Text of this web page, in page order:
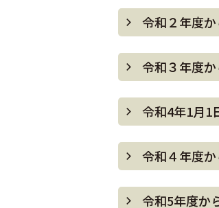
令和２年度
令和３年度
令和4年1月1
令和４年度
令和5年度か